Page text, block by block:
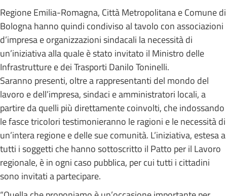
Regione Emilia-Romagna, Città Metropolitana e Comune di
Bologna hanno quindi condiviso al tavolo con associazioni
d’impresa e organizzazioni sindacali la necessità di
un’iniziativa alla quale è stato invitato il Ministro delle
Infrastrutture e dei Trasporti Danilo Toninelli.
Saranno presenti, oltre a rappresentanti del mondo del
lavoro e dell’impresa, sindaci e amministratori locali, a
partire da quelli più direttamente coinvolti, che indossando
le fasce tricolori testimonieranno le ragioni e le necessità di
un’intera regione e delle sue comunità. L’iniziativa, estesa a
tutti i soggetti che hanno sottoscritto il Patto per il Lavoro
regionale, è in ogni caso pubblica, per cui tutti i cittadini
sono invitati a partecipare.